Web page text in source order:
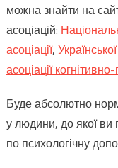
можна знайти на
асоціацій: Н
асоціації,
асоціації
Буде абсолютно
у людини, до якої ви
по психологічну